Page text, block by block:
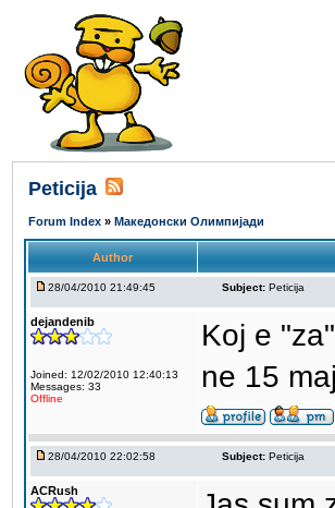
Peticija
Forum Index » Македонски Олимпијади
Author
28/04/2010 21:49:45 Subject: Peticija
dejandenib
Joined: 12/02/2010 12:40:13
Messages: 33
Offline
Koj e
ne 15
28/04/2010 22:02:58 Subject: Peticija
ACRush